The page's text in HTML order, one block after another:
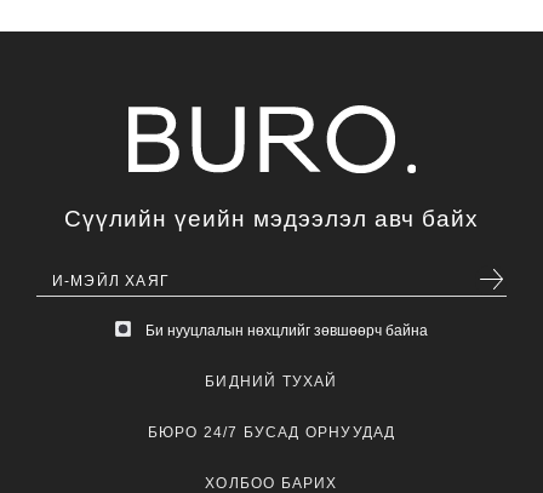
Сүүлийн үеийн мэдээлэл авч байх
Би нууцлалын нөхцлийг зөвшөөрч байна
БИДНИЙ ТУХАЙ
БЮРО 24/7 БУСАД ОРНУУДАД
ХОЛБОО БАРИХ